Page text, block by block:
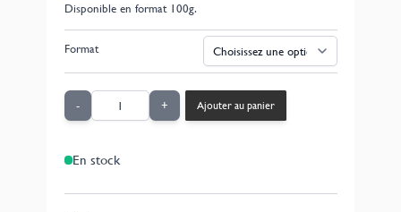
Disponible en format 100g.
Format
Quantité
- + Ajouter au panier
En stock